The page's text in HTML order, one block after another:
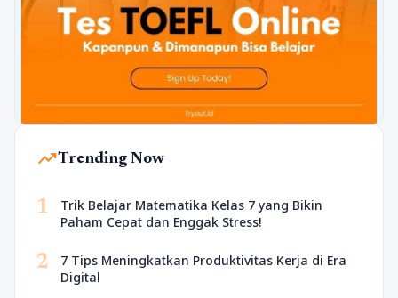
trending_upTrending Now
1
Trik Belajar Matematika Kelas 7 yang Bikin
Paham Cepat dan Enggak Stress!
2
7 Tips Meningkatkan Produktivitas Kerja di Era
Digital